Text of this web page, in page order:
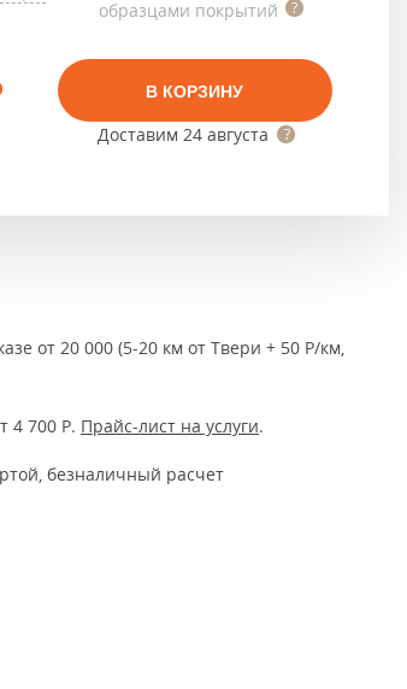
образцами покрытий
В КОРЗИНУ
Доставим24 августа
от 20 000 (5-20 км от Твери + 50 Р/км,
4 700 Р. Прайс-лист на услуги.
безналичный расчет